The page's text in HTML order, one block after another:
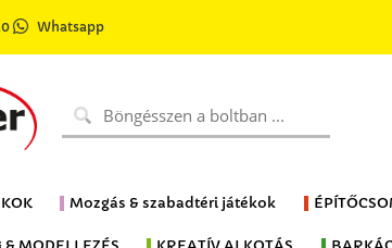
Whatsapp
Mozgás & szabadtéri játékok